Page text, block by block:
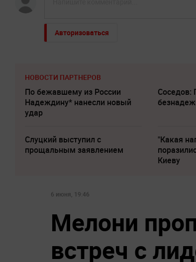
Авторизоваться
НОВОСТИ ПАРТНЕРОВ
По бежавшему из России
Надеждину* нанесли новый
удар
Соседов:
Слуцкий выступил с
прощальным заявлением
"Какая
Киеву
6 июня, 19:46
Мелони
встреч с